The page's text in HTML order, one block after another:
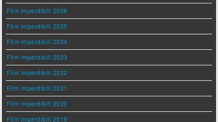
Film imperdibili 2026
Film imperdibili 2025
Film imperdibili 2024
Film imperdibili 2023
Film imperdibili 2022
Film imperdibili 2021
Film imperdibili 2020
Film imperdibili 2019